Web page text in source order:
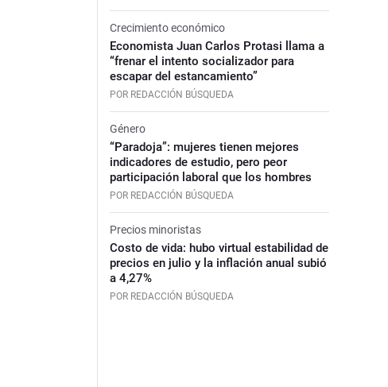
Crecimiento económico
Economista Juan Carlos Protasi llama a
“frenar el intento socializador para
escapar del estancamiento”
POR REDACCIÓN BÚSQUEDA
Género
“Paradoja”: mujeres tienen mejores
indicadores de estudio, pero peor
participación laboral que los hombres
POR REDACCIÓN BÚSQUEDA
Precios minoristas
Costo de vida: hubo virtual estabilidad de
precios en julio y la inflación anual subió
a 4,27%
POR REDACCIÓN BÚSQUEDA